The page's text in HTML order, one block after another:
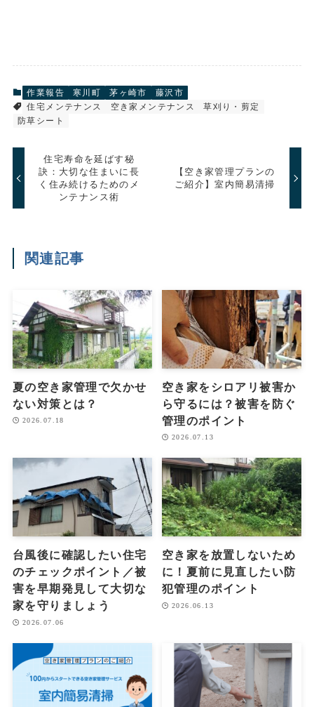
作業報告 寒川町 茅ヶ崎市
藤沢市
住宅メンテナンス
空き家メンテナンス
草刈り・剪定
防草シート
住宅寿命を延ばす秘
訣：大切な住まいに長
く住み続けるためのメ
ンテナンス術
【空き家管理プランの
ご紹介】室内簡易清掃
関連記事
夏の空き家管理で欠かせ
ない対策とは？
2026.07.18
空き家をシロアリ被害か
ら守るには？被害を防ぐ
管理のポイント
2026.07.13
台風後に確認したい住宅
のチェックポイント／被
害を早期発見して大切な
家を守りましょう
2026.07.06
空き家を放置しないため
に！夏前に見直したい防
犯管理のポイント
2026.06.13